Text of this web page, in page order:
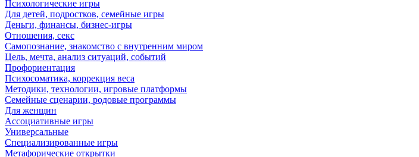
Психологические игры
Для детей, подростков, семейные игры
Деньги, финансы, бизнес-игры
Отношения, секс
Самопознание, знакомство с внутренним миром
Цель, мечта, анализ ситуаций, событий
Профориентация
Психосоматика, коррекция веса
Методики, технологии, игровые платформы
Семейные сценарии, родовые программы
Для женщин
Ассоциативные игры
Универсальные
Специализированные игры
Метафорические открытки